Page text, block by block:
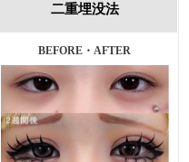
二重埋没法
BEFORE・AFTER